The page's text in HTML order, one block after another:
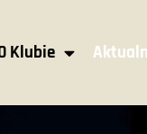
Klubie